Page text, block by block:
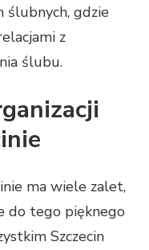
ślubnych, gdzie
z
ślubu.
ma wiele zalet,
do tego pięknego
Szczecin